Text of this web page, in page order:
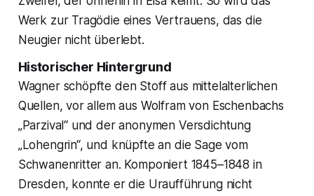
Werk zur Tragödie eines Vertrauens, das die
Neugier nicht überlebt.
Historischer Hintergrund
Wagner schöpfte den Stoff aus mittelalterlichen
Quellen, vor allem aus Wolfram von Eschenbachs
„Parzival“ und der anonymen Versdichtung
„Lohengrin“, und knüpfte an die Sage vom
Schwanenritter an. Komponiert 1845–1848 in
Dresden, konnte er die Uraufführung nicht